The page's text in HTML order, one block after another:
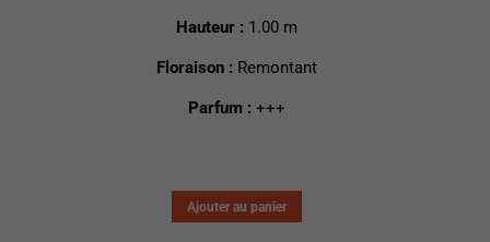
Hauteur : 1.00 m
Floraison : Remontant
Parfum : +++
Ajouter au panier